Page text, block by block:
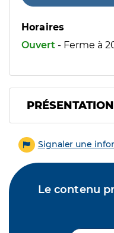
Horaires
Ouvert - Ferme à
PRÉSENTATION
Signaler une
Le contenu